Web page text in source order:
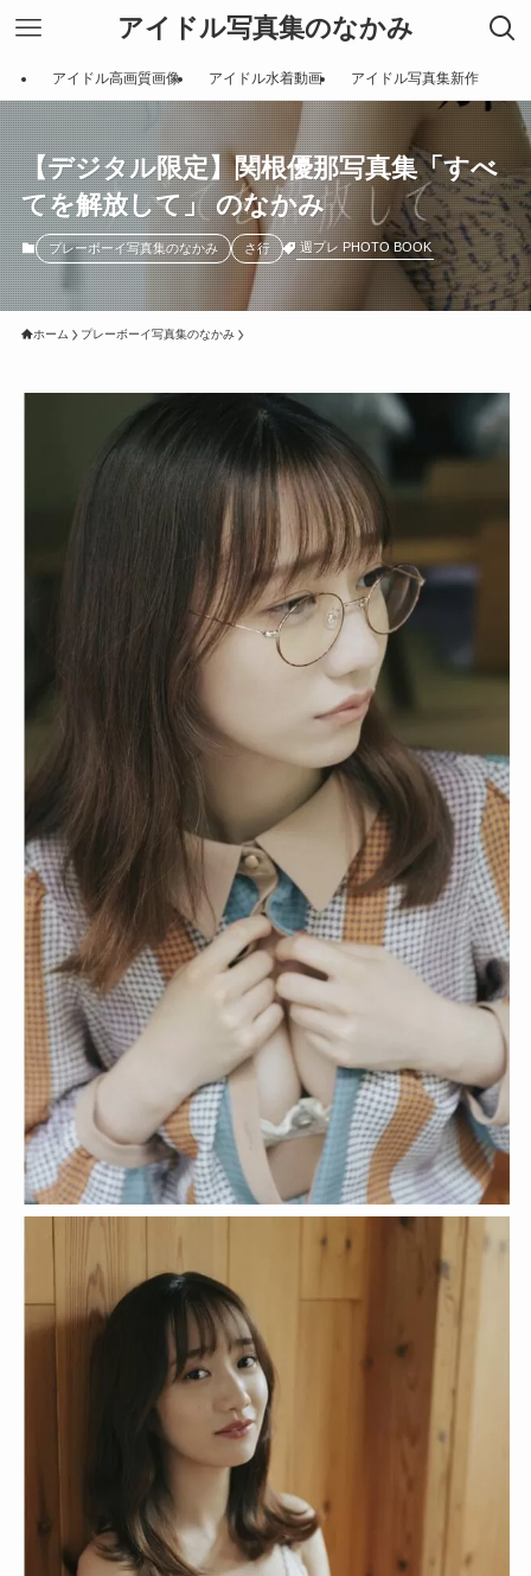
アイドル写真集のなかみ
アイドル高画質画像 アイドル水着動画 アイドル写真集新作
【デジタル限定】関根優那写真集「すべ
てを解放して」 のなかみ
プレーボーイ写真集のなかみ さ行 週プレ PHOTO BOOK
ホーム プレーボーイ写真集のなかみ